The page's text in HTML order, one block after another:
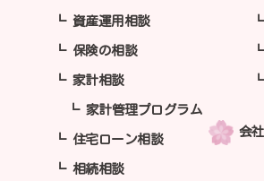
資産運用相談
保険の相談
家計相談
家計管理プログラム
住宅ローン相談
相続相談
会